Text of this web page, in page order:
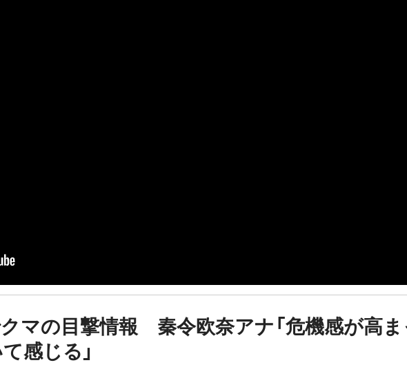
クマの目撃情報 秦令欧奈アナ「危機感が高ま
感じる」